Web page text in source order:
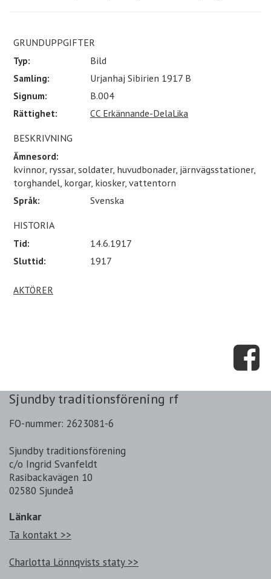
GRUNDUPPGIFTER
Typ:
Bild
Samling:
Urjanhaj Sibirien 1917 B
Signum:
B.004
Rättighet:
CC Erkännande-DelaLika
BESKRIVNING
Ämnesord:
kvinnor, ryssar, soldater, huvudbonader, järnvägsstationer,
torghandel, korgar, kiosker, vattentorn
Språk:
Svenska
HISTORIA
Tid:
14.6.1917
Sluttid:
1917
AKTÖRER
Sjundby traditionsförening rf
FO-nummer: 2623081-6
Sjundby traditionsförening
c/o Ingrid Svanfeldt
Rasibackavägen 10
02580 Sjundeå
Länkar
Ta kontakt >>
Charlotta Lönnqvists staty >>